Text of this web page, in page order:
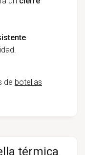
.
de botellas
térmica